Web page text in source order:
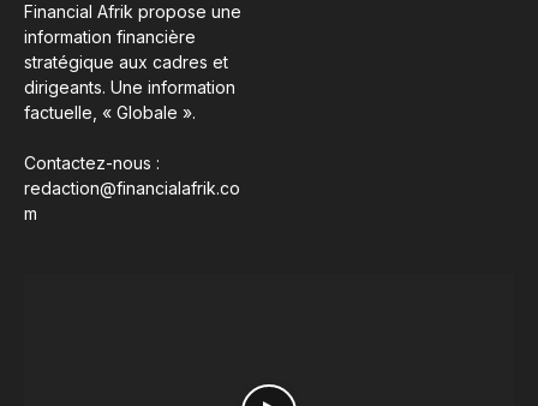
Financial Afrik propose une
information financière
stratégique aux cadres et
dirigeants. Une information
factuelle, « Globale ».
Contactez-nous :
redaction@financialafrik.co
m